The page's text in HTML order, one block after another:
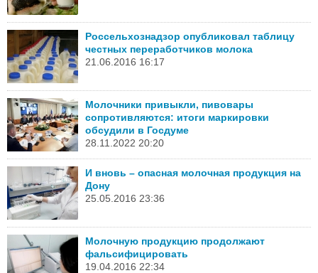
Россельхознадзор опубликовал таблицу
честных переработчиков молока
21.06.2016 16:17
Молочники привыкли, пивовары
сопротивляются: итоги маркировки
обсудили в Госдуме
28.11.2022 20:20
И вновь – опасная молочная продукция на
Дону
25.05.2016 23:36
Молочную продукцию продолжают
фальсифицировать
19.04.2016 22:34